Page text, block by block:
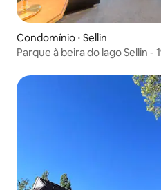
Condomínio ⋅ Sellin
Parque à beira do lago Sellin -